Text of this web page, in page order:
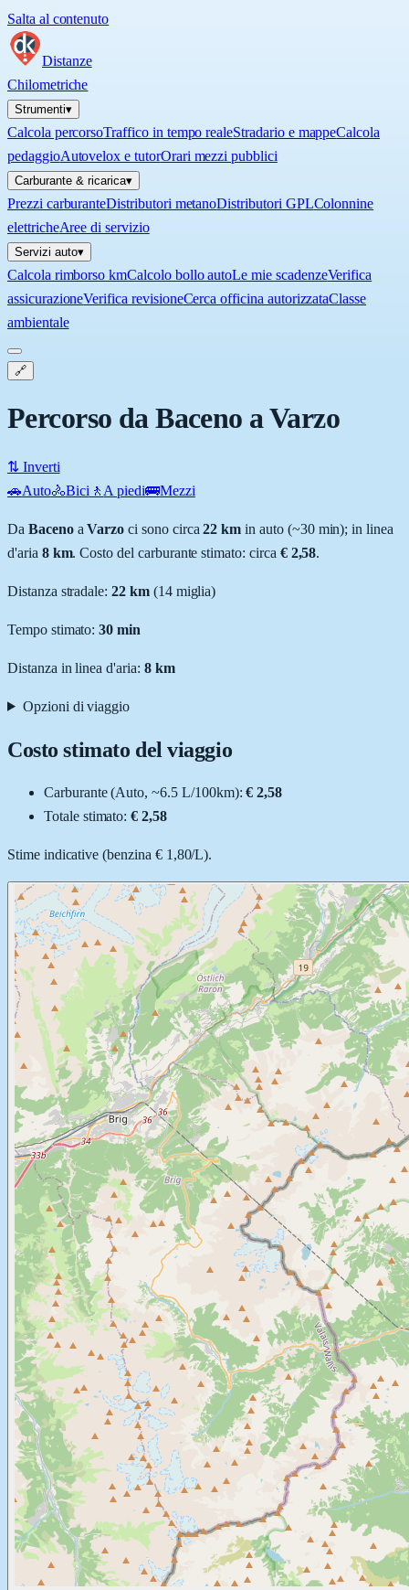
Salta al contenuto
Distanze
Chilometriche
Strumenti▾
Calcola percorsoTraffico in tempo realeStradario e mappeCalcola
pedaggioAutovelox e tutorOrari mezzi pubblici
Carburante & ricarica▾
Prezzi carburanteDistributori metanoDistributori GPLColonnine
elettricheAree di servizio
Servizi auto▾
Calcola rimborso kmCalcolo bollo autoLe mie scadenzeVerifica
assicurazioneVerifica revisioneCerca officina autorizzataClasse
ambientale
🔗
Percorso da Baceno a Varzo
⇅ Inverti
🚗Auto🚴Bici 🚶 A piedi🚌Mezzi
Da BacenoaVarzo ci sono circa 22 km in auto (~30 min); in linea
d'aria 8km. Costo del carburante stimato: circa € 2,58.
Distanza stradale:22 km (14miglia)
Tempo stimato:30 min
Distanza in linea d'aria: 8km
Opzioni di viaggio
Costo stimato del viaggio
Carburante (Auto, ~6.5 L/100km): € 2,58
Totale stimato:€ 2,58
Stime indicative (benzina € 1,80/L).